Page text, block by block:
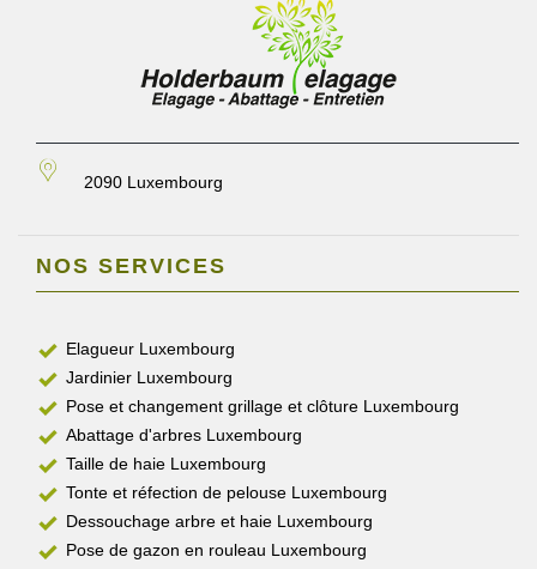
2090 Luxembourg
NOS SERVICES
Elagueur Luxembourg
Jardinier Luxembourg
Pose et changement grillage et clôture Luxembourg
Abattage d'arbres Luxembourg
Taille de haie Luxembourg
Tonte et réfection de pelouse Luxembourg
Dessouchage arbre et haie Luxembourg
Pose de gazon en rouleau Luxembourg